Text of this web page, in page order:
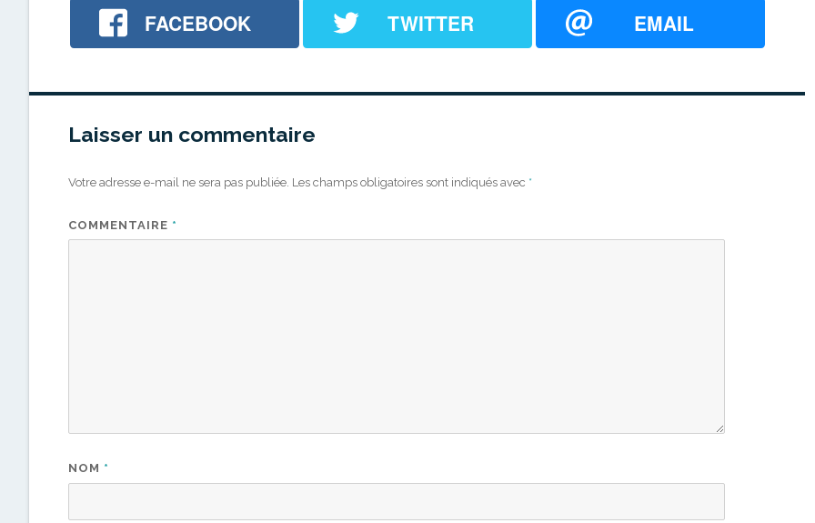
FACEBOOK TWITTER EMAIL
Laisser un commentaire
Votre adresse e-mail ne sera pas publiée. Les champs obligatoires sont indiqués avec *
COMMENTAIRE *
NOM *